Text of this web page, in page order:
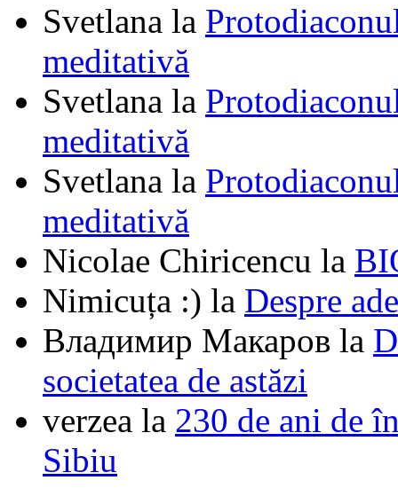
Svetlana la
meditativă
Svetlana la
meditativă
Svetlana la
meditativă
Nicolae Chiricencu la
Nimicuța :) la Despre
Владимир Макаров la
societatea de astăzi
verzea la 230 de ani de
Sibiu